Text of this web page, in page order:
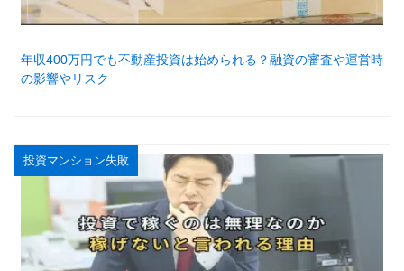
年収400万円でも不動産投資は始められる？融資の審査や運営時
の影響やリスク
投資マンション失敗